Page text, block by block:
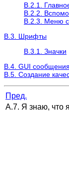
B.2.1.
B.2.2.
B.2.3. Меню
B.3. Шрифты
B.3.1. Значки
B.4. GUI сообщения
B.5. Создание
Пред.
A.7. Я знаю, что